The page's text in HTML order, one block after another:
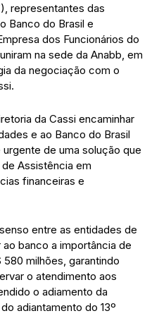
representantes das
Banco do Brasil e
dos Funcionários do
na sede da Anabb, em
da negociação com o
da Cassi encaminhar
e ao Banco do Brasil
de uma solução que
Assistência em
financeiras e
entre as entidades de
banco a importância de
milhões, garantindo
o atendimento aos
o adiamento da
adiantamento do 13º